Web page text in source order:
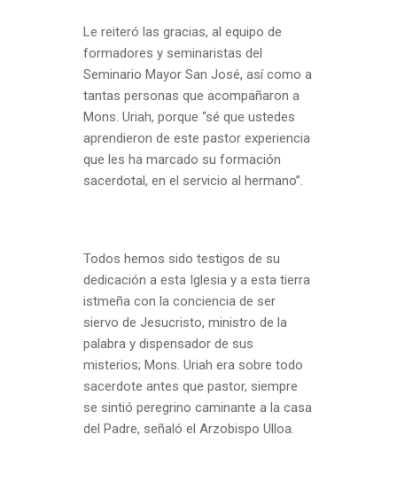
Le reiteró las gracias, al equipo de
formadores y seminaristas del
Seminario Mayor San José, así como a
tantas personas que acompañaron a
Mons. Uriah, porque “sé que ustedes
aprendieron de este pastor experiencia
que les ha marcado su formación
sacerdotal, en el servicio al hermano”.
Todos hemos sido testigos de su
dedicación a esta Iglesia y a esta tierra
istmeña con la conciencia de ser
siervo de Jesucristo, ministro de la
palabra y dispensador de sus
misterios; Mons. Uriah era sobre todo
sacerdote antes que pastor, siempre
se sintió peregrino caminante a la casa
del Padre, señaló el Arzobispo Ulloa.